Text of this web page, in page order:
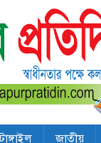
টাঙ্গাইল জাতীয়